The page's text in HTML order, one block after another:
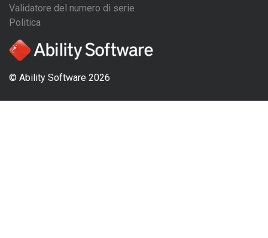
Validatore del numero di serie
Politica
© Ability Software 2026